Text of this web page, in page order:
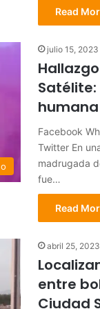
Read
julio 15, 2023
Facebook
Twitter En
madrugada
fue…
Read
abril 25, 2023
entre
Ciudad